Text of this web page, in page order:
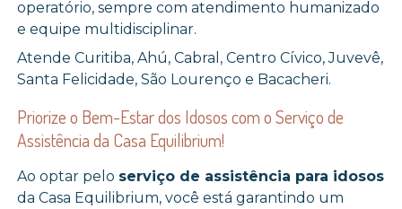
operatório, sempre com atendimento humanizado
e equipe multidisciplinar.
Atende Curitiba, Ahú, Cabral, Centro Cívico, Juvevê,
Santa Felicidade, São Lourenço e Bacacheri.
Priorize o Bem-Estar dos Idosos com o Serviço de
Assistência da Casa Equilibrium!
Ao optar pelo serviço de assistência para idosos
da Casa Equilibrium, você está garantindo um